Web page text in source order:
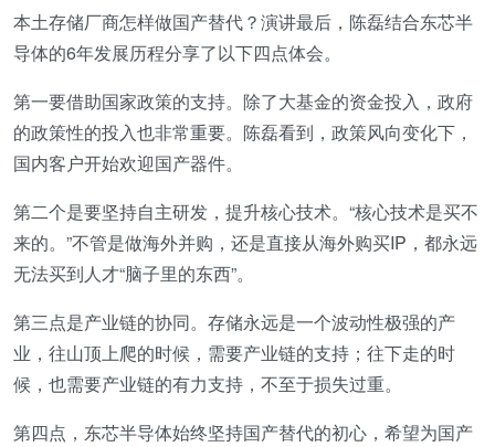
本土存储厂商怎样做国产替代？演讲最后，陈磊结合东芯半
导体的6年发展历程分享了以下四点体会。
第一要借助国家政策的支持。除了大基金的资金投入，政府
的政策性的投入也非常重要。陈磊看到，政策风向变化下，
国内客户开始欢迎国产器件。
第二个是要坚持自主研发，提升核心技术。“核心技术是买不
来的。”不管是做海外并购，还是直接从海外购买IP，都永远
无法买到人才“脑子里的东西”。
第三点是产业链的协同。存储永远是一个波动性极强的产
业，往山顶上爬的时候，需要产业链的支持；往下走的时
候，也需要产业链的有力支持，不至于损失过重。
第四点，东芯半导体始终坚持国产替代的初心，希望为国产